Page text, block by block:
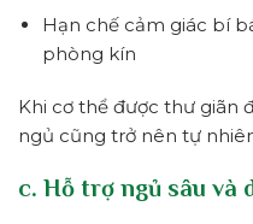
Hạn chế cảm giác bí
phòng kín
Khi cơ thể được thư giãn
ngủ cũng trở nên tự
c. Hỗ trợ ngủ sâu và